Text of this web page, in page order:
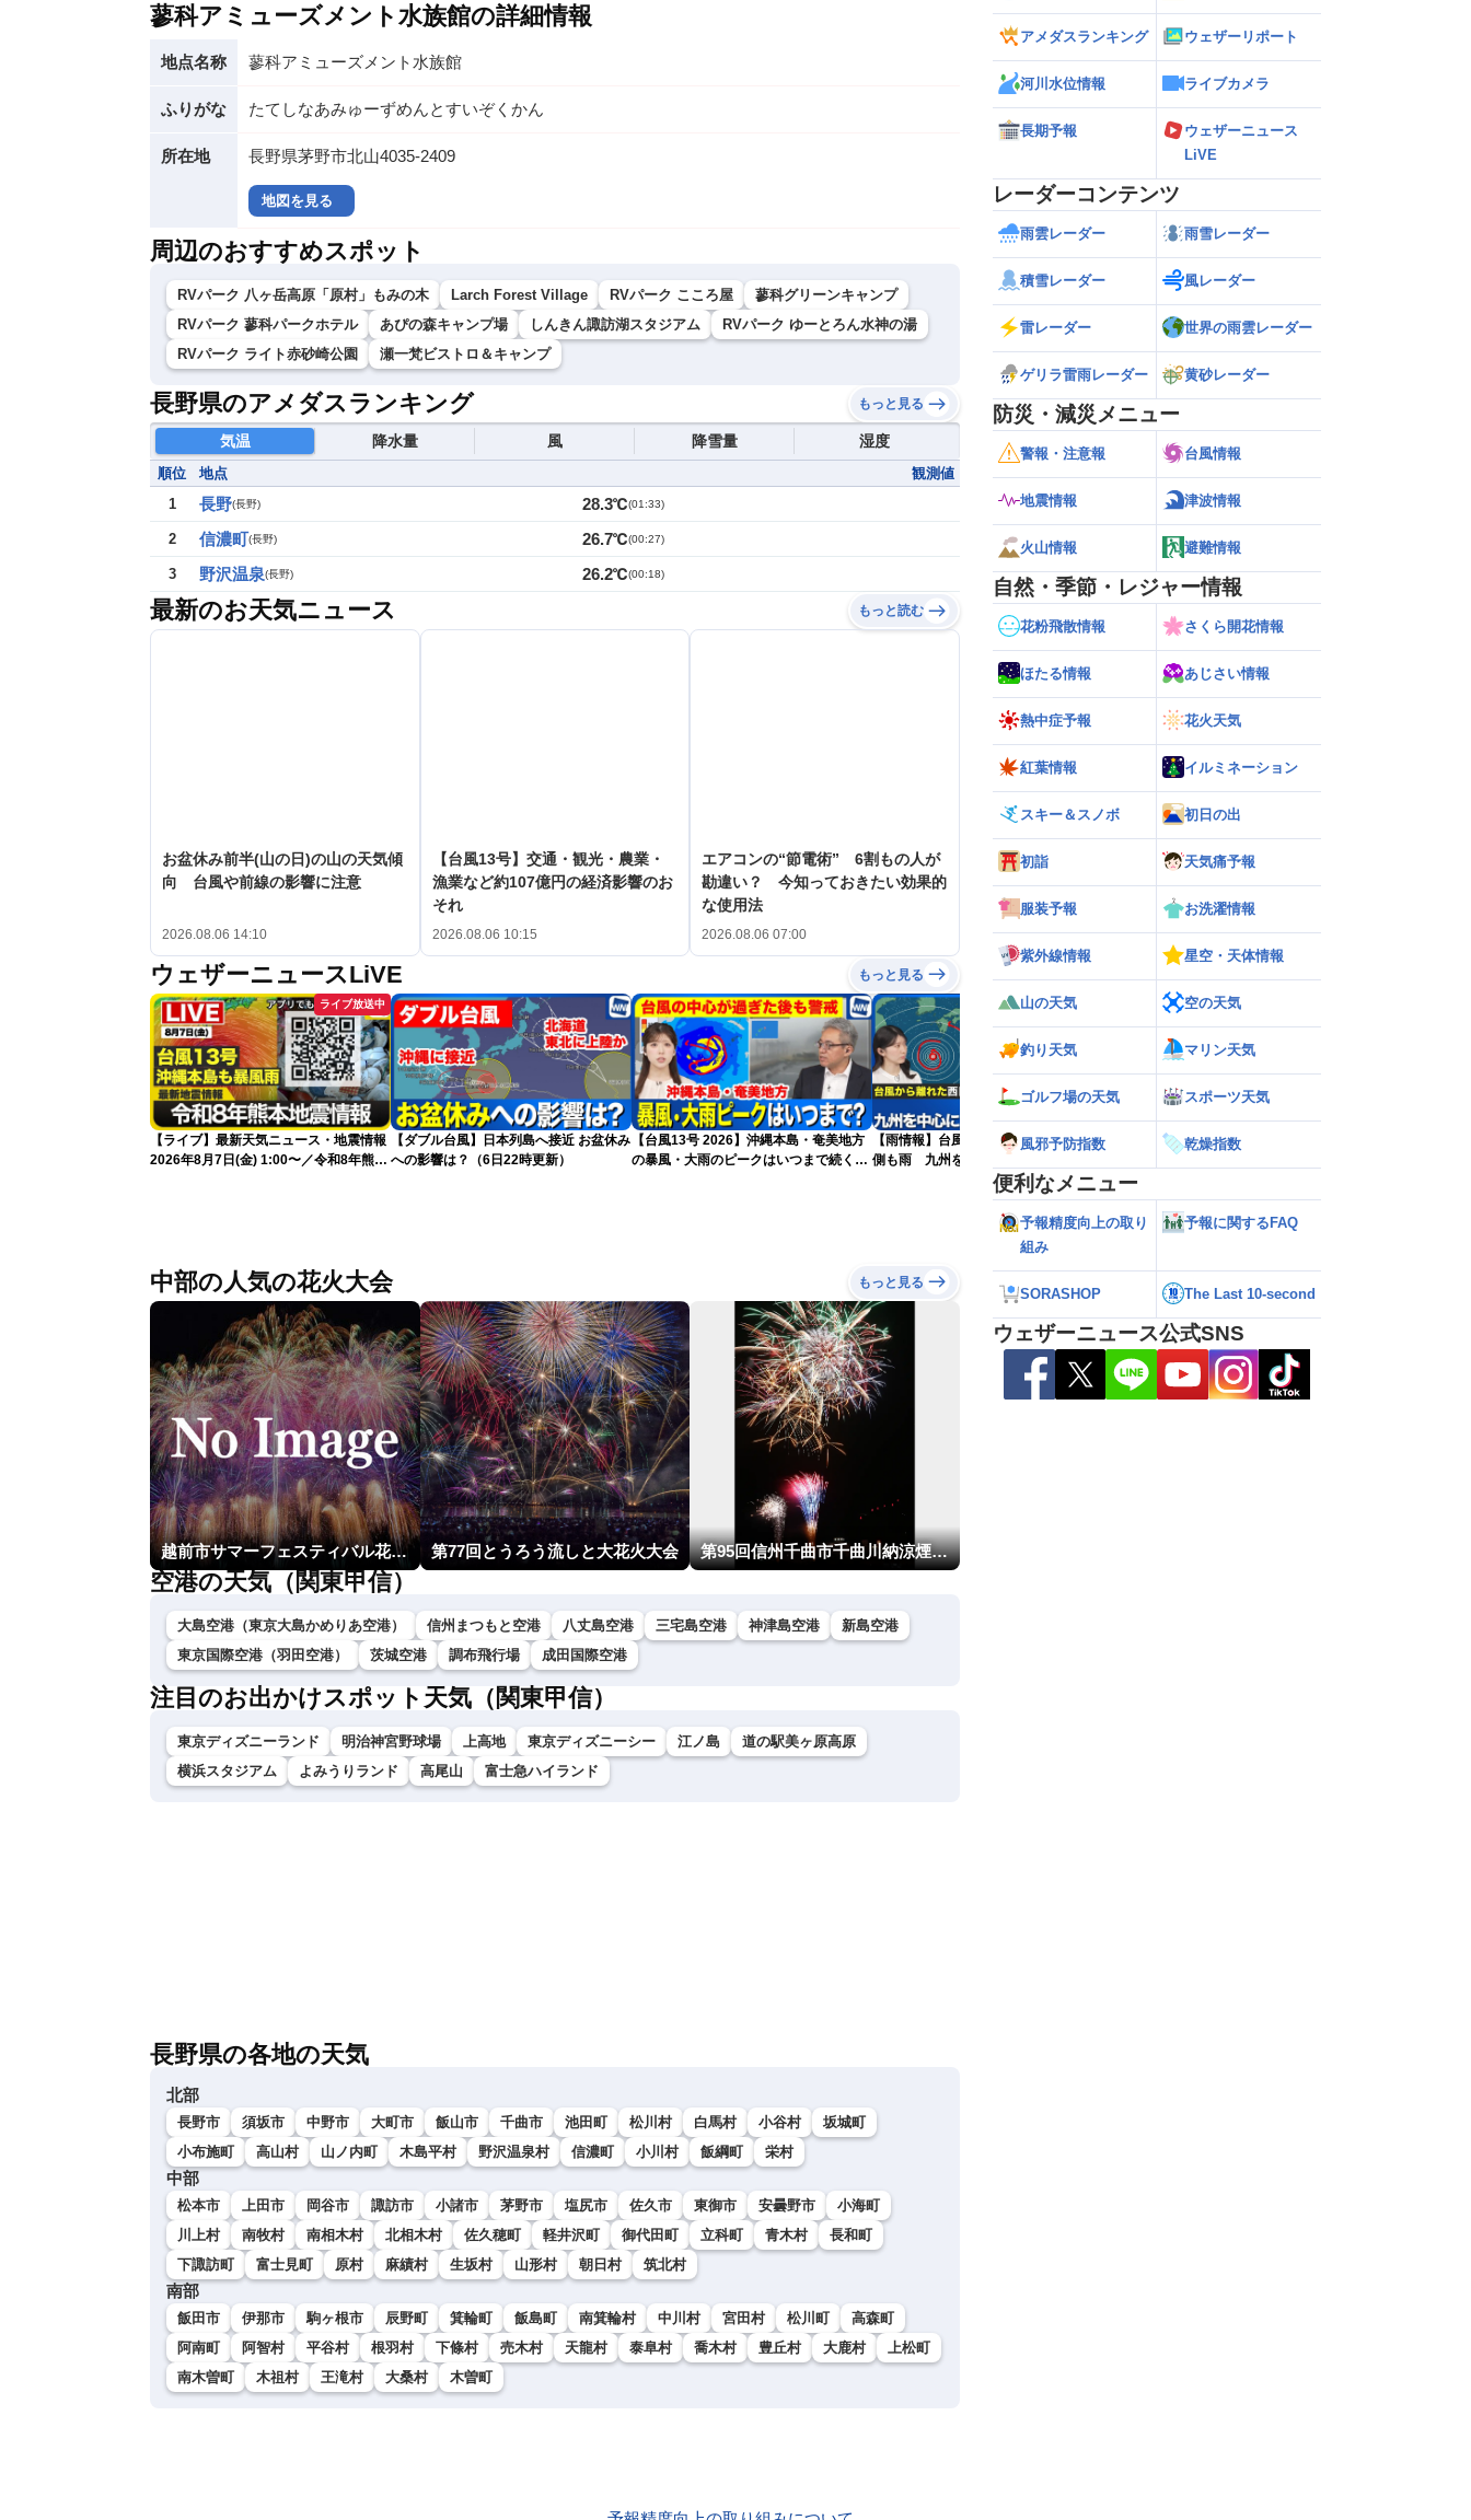
蓼科アミューズメント水族館の詳細情報
地点名称 蓼科アミューズメント水族館
ふりがな たてしなあみゅーずめんとすいぞくかん
所在地 長野県茅野市北山4035-2409
地図を見る
周辺のおすすめスポット
RVパーク 八ヶ岳高原「原村」もみの木 Larch Forest Village RVパーク こころ屋
蓼科グリーンキャンプ
RVパーク 蓼科パークホテル
あぴの森キャンプ場 しんきん諏訪湖スタジアム
RVパーク ゆーとろん水神の湯
RVパーク ライト赤砂崎公園
瀬一梵ビストロ＆キャンプ
長野県のアメダスランキング もっと見る
気温 降水量 風 降雪量 湿度
順位 地点
観測値
1
長野(長野) 28.3℃(01:33)
2 信濃町(長野) 26.7℃(00:27)
3 野沢温泉(長野) 26.2℃(00:18)
最新のお天気ニュース もっと読む
お盆休み前半(山の日)の山の天気傾
向 台風や前線の影響に注意
2026.08.06 14:10
【台風13号】交通・観光・農業・
漁業など約107億円の経済影響のお
それ
2026.08.06 10:15
エアコンの“節電術” 6割もの人が
勘違い？ 今知っておきたい効果的
な使用法
2026.08.06 07:00
ウェザーニュースLiVE もっと見る
ライブ放送中
【ライブ】最新天気ニュース・地震情報
2026年8月7日(金) 1:00〜／令和8年熊本
【ダブル台風】日本列島へ接近 お盆休み
への影響は？（6日22時更新）
【台風13号 2026】沖縄本島・奄美地方
の暴風・大雨のピークはいつまで続く？
【雨情報】台風から離れた西日本太平洋
側も雨 九州を中心に大雨のおそれ
【熊本八代で39℃観測】被災地・熊本へ
台風による雨風の影響は？
中部の人気の花火大会 もっと見る
越前市サマーフェスティバル花火大会 第77回とうろう流しと大花火大会 第95回信州千曲市千曲川納涼煙火大会
空港の天気（関東甲信）
大島空港（東京大島かめりあ空港） 信州まつもと空港 八丈島空港 三宅島空港 神津島空港
新島空港
東京国際空港（羽田空港）
茨城空港 調布飛行場 成田国際空港
注目のお出かけスポット天気（関東甲信）
東京ディズニーランド 明治神宮野球場 上高地 東京ディズニーシー 江ノ島
道の駅美ヶ原高原
横浜スタジアム
よみうりランド 高尾山 富士急ハイランド
長野県の各地の天気
北部
長野市 須坂市 中野市 大町市 飯山市 千曲市 池田町 松川村 白馬村 小谷村
坂城町
小布施町
高山村 山ノ内町 木島平村 野沢温泉村 信濃町 小川村 飯綱町 栄村
中部
松本市 上田市 岡谷市 諏訪市 小諸市 茅野市 塩尻市 佐久市 東御市 安曇野市
小海町
川上村
南牧村 南相木村 北相木村 佐久穂町 軽井沢町 御代田町 立科町 青木村
長和町
下諏訪町
富士見町 原村 麻績村 生坂村 山形村 朝日村 筑北村
南部
飯田市 伊那市 駒ヶ根市 辰野町 箕輪町 飯島町 南箕輪村 中川村 宮田村 松川町
高森町
阿南町
阿智村 平谷村 根羽村 下條村 売木村 天龍村 泰阜村 喬木村 豊丘村 大鹿村
上松町
南木曽町
木祖村 王滝村 大桑村 木曽町
アメダスランキング ウェザーリポート
河川水位情報 ライブカメラ
長期予報
ウェザーニュース
LiVE
レーダーコンテンツ
雨雲レーダー 雨雪レーダー
積雪レーダー 風レーダー
雷レーダー 世界の雨雲レーダー
ゲリラ雷雨レーダー 黄砂レーダー
防災・減災メニュー
警報・注意報 台風情報
地震情報 津波情報
火山情報 避難情報
自然・季節・レジャー情報
花粉飛散情報 さくら開花情報
ほたる情報 あじさい情報
熱中症予報 花火天気
紅葉情報 イルミネーション
スキー＆スノボ 初日の出
初詣 天気痛予報
服装予報 お洗濯情報
紫外線情報 星空・天体情報
山の天気 空の天気
釣り天気 マリン天気
ゴルフ場の天気 スポーツ天気
風邪予防指数 乾燥指数
便利なメニュー
予報精度向上の取り
組み
予報に関するFAQ
SORASHOP The Last 10-second
ウェザーニュース公式SNS